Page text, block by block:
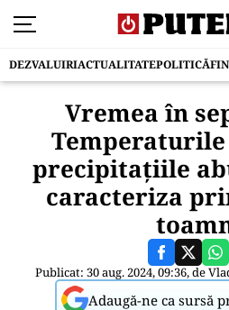
DEZVALUIRIACTUALITATEPOLITICĂ
Vremea în
precipitațiile
caracteriza
Publicat: 30 aug. 2024, 09:36, de
Adaugă-ne ca sursă